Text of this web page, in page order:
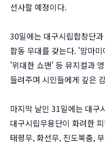
선사할 예정이다.
30일에는 대구시립합창단
합동 무대를 갖는다. '맘마
'위대한 쇼맨' 등 뮤지컬과
들려주며 시민들에게 깊은
마지막 날인 31일에는 대구
대구시립무용단이 화려한
태평무, 화선무, 진도북춤,